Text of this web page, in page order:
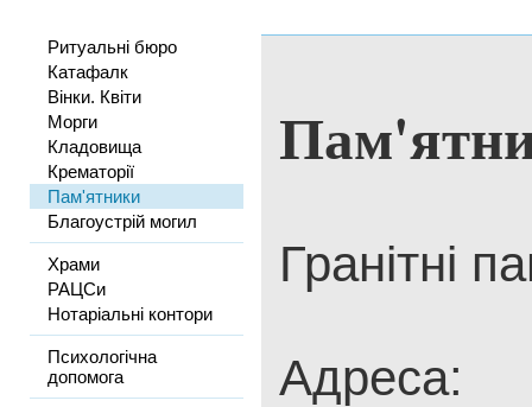
Ритуальні бюро
Катафалк
Вінки. Квіти
Морги
Кладовища
Крематорії
Пам'ятники
Благоустрій могил
Храми
РАЦСи
Нотаріальні контори
Психологічна
допомога
Гранітні
Адреса: